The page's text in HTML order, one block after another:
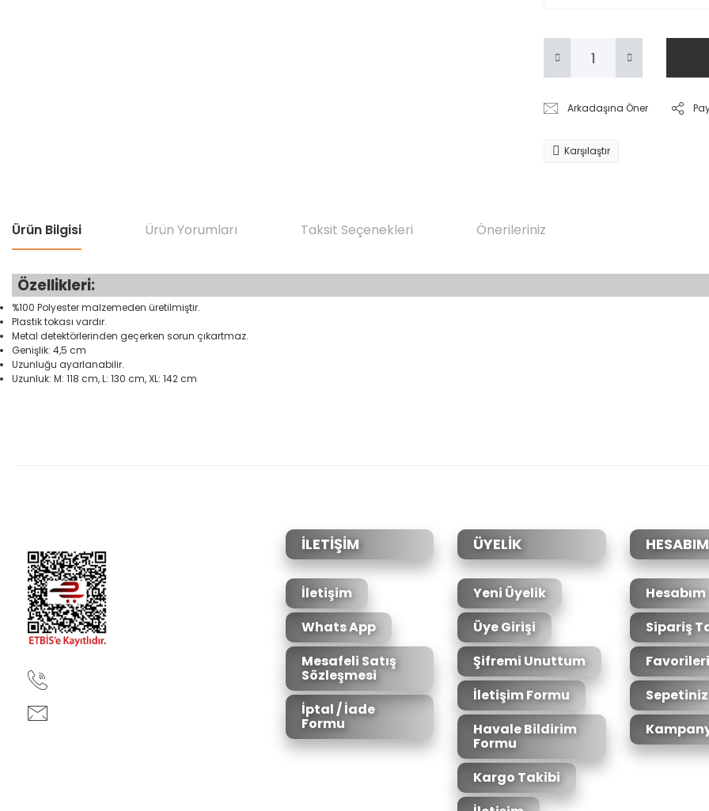
Arkadaşına Öner
Karşılaştır
Ürün Bilgisi Ürün Yorumları Taksit Seçenekleri Önerileriniz
Özellikleri:
%100 Polyester malzemeden üretilmiştir.
Plastik tokası vardır.
Metal detektörlerinden geçerken sorun çıkartmaz.
Genişlik: 4,5 cm
Uzunluğu ayarlanabilir.
Uzunluk: M: 118 cm, L: 130 cm, XL: 142 cm
Ürün fiyatı diğer sitelerden daha pahalı.
Bu ürüne benzer farklı alternatifler olmalı.
İLETİŞİM
İletişim
Whats App
Mesafeli Satış
Sözleşmesi
İptal / İade
Formu
ÜYELİK
Yeni Üyelik
Üye Girişi
Şifremi Unuttum
İletişim Formu
Havale Bildirim
Formu
Kargo Takibi
HESABIM
Hesabım
Sipariş
Sepetiniz